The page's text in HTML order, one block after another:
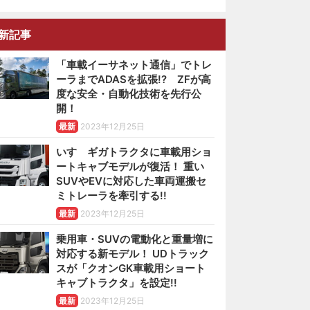
記事
「車載イーサネット通信」でトレ
ーラまでADASを拡張!? ZFが高
度な安全・自動化技術を先行公
開！
最新 2023年12月25日
いすゞギガトラクタに車載用ショ
ートキャブモデルが復活！ 重い
SUVやEVに対応した車両運搬セ
ミトレーラを牽引する!!
最新 2023年12月25日
乗用車・SUVの電動化と重量増に
対応する新モデル！ UDトラック
スが「クオンGK車載用ショート
キャブトラクタ」を設定!!
最新 2023年12月25日